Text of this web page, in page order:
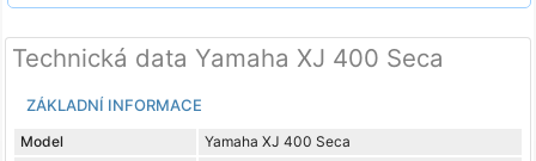
Technická data Yamaha XJ 400 Seca
ZÁKLADNÍ INFORMACE
Model
Yamaha XJ 400 Seca